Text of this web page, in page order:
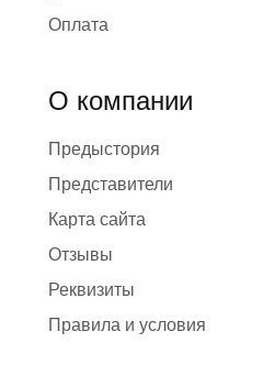
Оплата
О компании
Предыстория
Представители
Карта сайта
Отзывы
Реквизиты
Правила и условия